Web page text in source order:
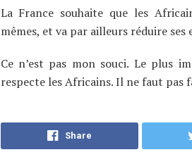
La France souhaite que les
mêmes, et va par ailleurs réduire ses
Ce n’est pas mon souci. Le plus
respecte les Africains. Il ne faut pas
Share